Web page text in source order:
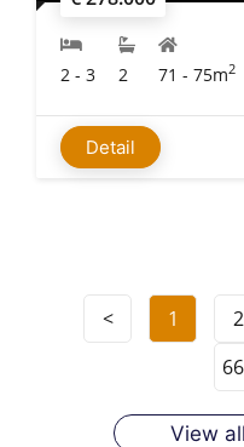
2 - 3 2 71 - 75m2
Detail
< 1 2
View